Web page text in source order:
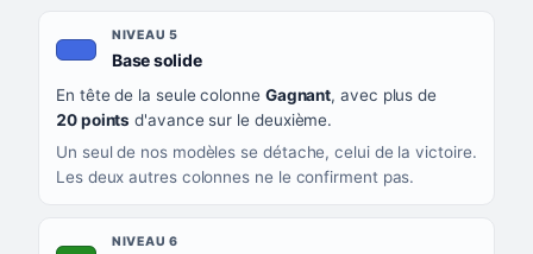
NIVEAU 5
Base solide, couleur bleu roi
En tête de la seule colonne Gagnant, avec plus de
20 points d'avance sur le deuxième.
Un seul de nos modèles se détache, celui de la victoire.
Les deux autres colonnes ne le confirment pas.
NIVEAU 6